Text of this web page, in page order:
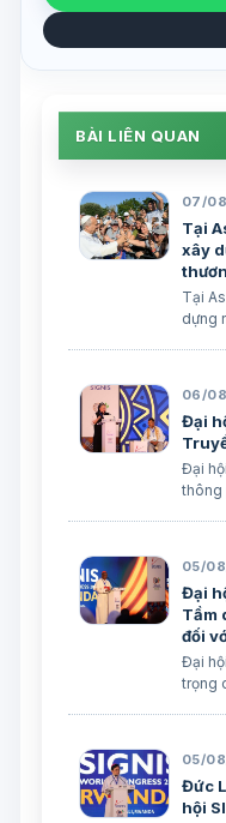
BÀI LIÊN QUAN
07/
Tại
xây
Tại
dựng
06/
Đại
Đại
thông
05/
Đại
Tầm
đối
Đại
trọng
05/
Đức
hội